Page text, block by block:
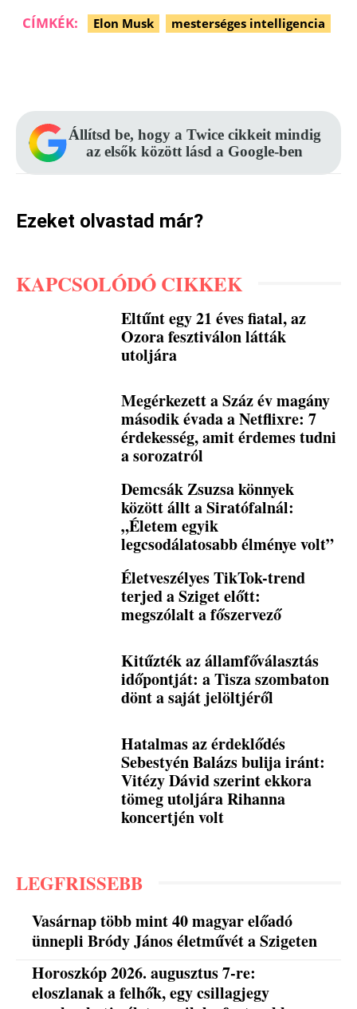
CÍMKÉK: Elon Musk mesterséges intelligencia
Állítsd be, hogy a Twice cikkeit mindig
az elsők között lásd a Google-ben
Ezeket olvastad már?
KAPCSOLÓDÓ CIKKEK
Eltűnt egy 21 éves fiatal, az
Ozora fesztiválon látták
utoljára
Megérkezett a Száz év magány
második évada a Netflixre: 7
érdekesség, amit érdemes tudni
a sorozatról
Demcsák Zsuzsa könnyek
között állt a Siratófalnál:
„Életem egyik
legcsodálatosabb élménye volt”
Életveszélyes TikTok-trend
terjed a Sziget előtt:
megszólalt a főszervező
Kitűzték az államfőválasztás
időpontját: a Tisza szombaton
dönt a saját jelöltjéről
Hatalmas az érdeklődés
Sebestyén Balázs bulija iránt:
Vitézy Dávid szerint ekkora
tömeg utoljára Rihanna
koncertjén volt
LEGFRISSEBB
Vasárnap több mint 40 magyar előadó
ünnepli Bródy János életművét a Szigeten
Horoszkóp 2026. augusztus 7-re:
eloszlanak a felhők, egy csillagjegy